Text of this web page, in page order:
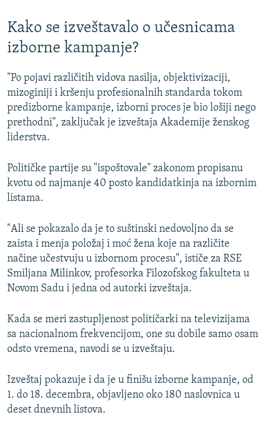
Kako se izveštavalo o učesnicama
izborne kampanje?
"Po pojavi različitih vidova nasilja, objektivizaciji,
mizoginiji i kršenju profesionalnih standarda tokom
predizborne kampanje, izborni proces je bio lošiji nego
prethodni", zaključak je izveštaja Akademije ženskog
liderstva.
Političke partije su "ispoštovale" zakonom propisanu
kvotu od najmanje 40 posto kandidatkinja na izbornim
listama.
"Ali se pokazalo da je to suštinski nedovoljno da se
zaista i menja položaj i moć žena koje na različite
načine učestvuju u izbornom procesu", ističe za RSE
Smiljana Milinkov, profesorka Filozofskog fakulteta u
Novom Sadu i jedna od autorki izveštaja.
Kada se meri zastupljenost političarki na televizijama
sa nacionalnom frekvencijom, one su dobile samo osam
odsto vremena, navodi se u izveštaju.
Izveštaj pokazuje i da je u finišu izborne kampanje, od
1. do 18. decembra, objavljeno oko 180 naslovnica u
deset dnevnih listova.